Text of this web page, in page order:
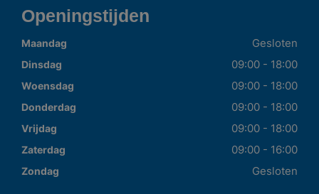
Openingstijden
Maandag Gesloten
Dinsdag 09:00 - 18:00
Woensdag 09:00 - 18:00
Donderdag 09:00 - 18:00
Vrijdag 09:00 - 18:00
Zaterdag 09:00 - 16:00
Zondag Gesloten